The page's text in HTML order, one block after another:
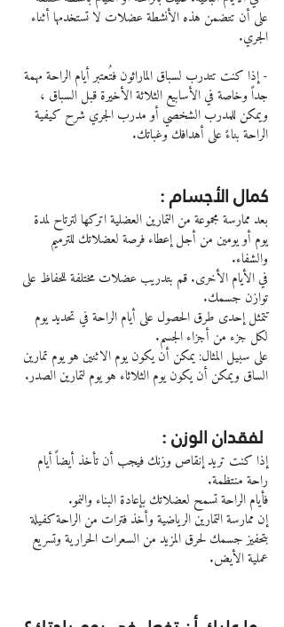
على أن تتضمن هذه الأنشطة عضلات لا تستخدمها أثناء
الجري.
- إذا كنت تتدرب لسباق الماراثون فتُعتبر أيام الراحة مهمة
جداً وخاصة في الأسابيع الثلاثة الأخيرة قبل السباق ،
ويمكن للمدرب الشخصي أو مدرب الجري شرح كيفية
الراحة بناءً على أهدافك وغباتك.
كمال الأجسام :
بعد ممارسة مجموعة من التمارين العضلية اتركها لترتاح لمدة
يوم أو يومين من أجل إعطاء فرصة لعضلاتك للترميم
والشفاء.
في الأيام الأخرى. قم بتدريب عضلات مختلفة للحفاظ على
توازن جسمك.
تتمثل إحدى طرق الحصول على أيام الراحة في تحديد يوم
لكل جزء من أجزاء الجسم.
على سبيل المثال: يمكن أن يكون يوم الاثنين هو يوم تمارين
الساق ويمكن أن يكون يوم الثلاثاء هو يوم لتمارين الصدر.
إذا كنت تريد إنقاص وزنك فيجب أن تأخذ أيضاً أيام
راحة منتظمة.
فأيام الراحة تسمح لعضلاتك بإعادة البناء والنمو.
إن ممارسة التمارين الرياضية وأخذ فترات من الراحة كفيلة
بتحفيز جسمك لحرق المزيد من السعرات الحرارية وتسريع
عملية الأيض.